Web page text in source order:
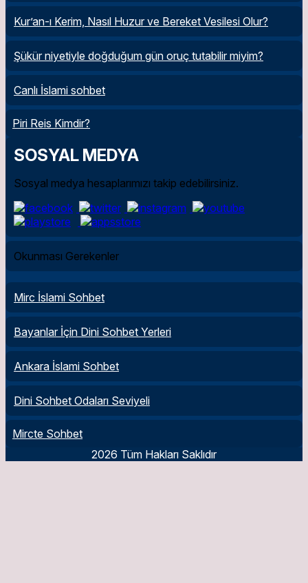
Kur’an-ı Kerim, Nasıl Huzur ve Bereket Vesilesi Olur?
Şükür niyetiyle doğduğum gün oruç tutabilir miyim?
Canlı İslami sohbet
Piri Reis Kimdir?
SOSYAL MEDYA
Sosyal medya hesaplarımızı takip edebilirsiniz.
Okunması Gerekenler
Mirc İslami Sohbet
Bayanlar İçin Dini Sohbet Yerleri
Ankara İslami Sohbet
Dini Sohbet Odaları Seviyeli
Mircte Sohbet
2026 Tüm Hakları Saklıdır